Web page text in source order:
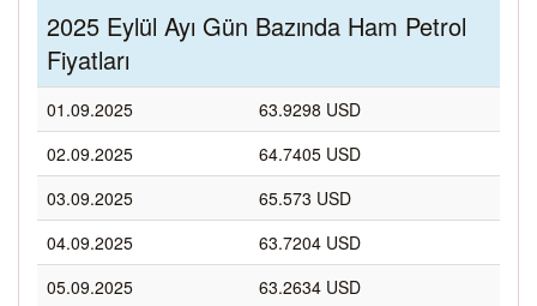
2025 Eylül Ayı Gün Bazında Ham Petrol
Fiyatları
01.09.2025
63.9298 USD
02.09.2025
64.7405 USD
03.09.2025
65.573 USD
04.09.2025
63.7204 USD
05.09.2025
63.2634 USD